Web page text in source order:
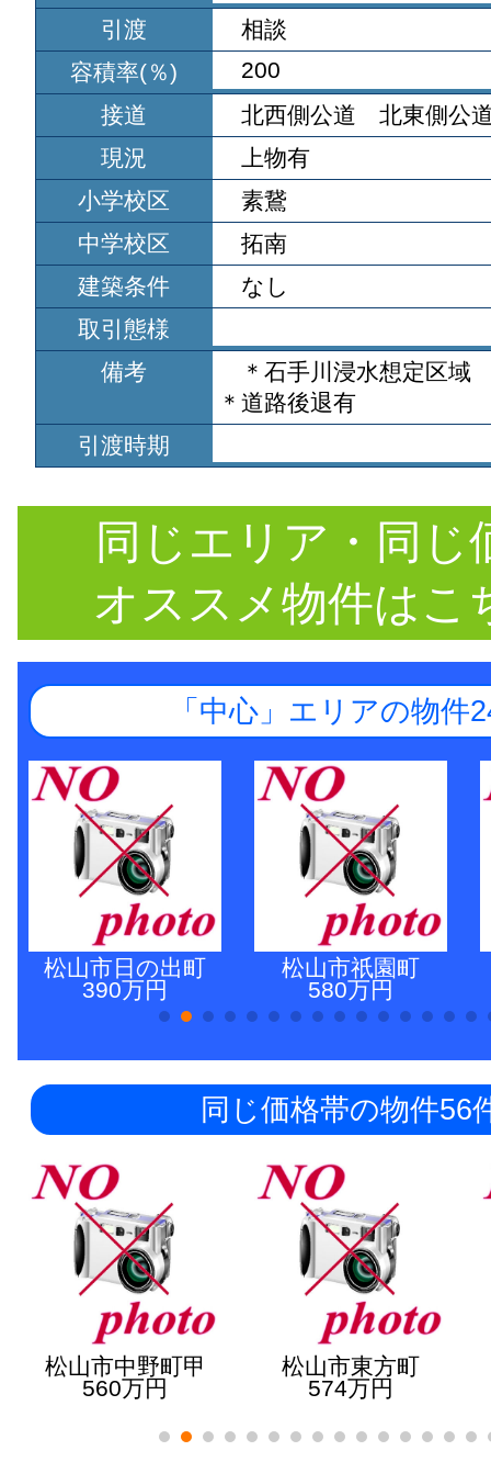
引渡
相談
容積率(％)
200
接道
北西側公道 北東側公
現況
上物有
小学校区
素鵞
中学校区
拓南
建築条件
なし
取引態様
備考
＊石手川浸水想定区域
＊道路後退有
引渡時期
同じエリア・同じ
オススメ物件はこ
「中心」エリアの物件
松山市日の出町
390万円
松山市祇園町
580万円
同じ価格帯の物件56
松山市中野町甲
560万円
松山市東方町
574万円